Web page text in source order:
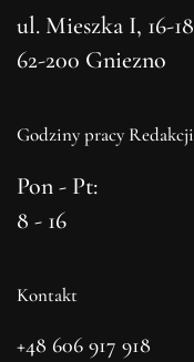
ul. Mieszka I, 16-18
62-200 Gniezno
Godziny pracy Redakcji
Pon - Pt:
8 - 16
Kontakt
+48 606 917 918